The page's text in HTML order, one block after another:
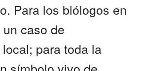
Para los biólogos en
caso de
para toda la